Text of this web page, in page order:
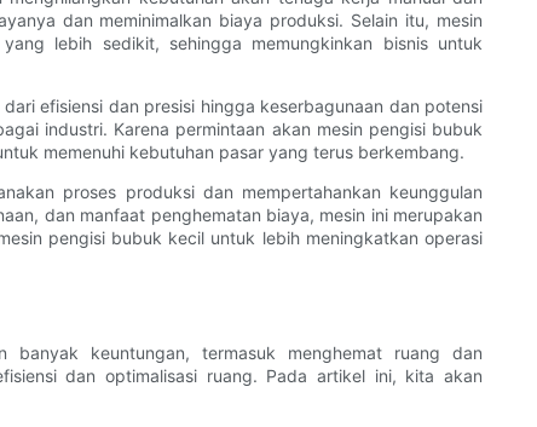
dan meminimalkan biaya produksi. Selain itu, mesin
lebih sedikit, sehingga memungkinkan bisnis untuk
efisiensi dan presisi hingga keserbagunaan dan potensi
industri. Karena permintaan akan mesin pengisi bubuk
memenuhi kebutuhan pasar yang terus berkembang.
proses produksi dan mempertahankan keunggulan
dan manfaat penghematan biaya, mesin ini merupakan
pengisi bubuk kecil untuk lebih meningkatkan operasi
keuntungan, termasuk menghemat ruang dan
dan optimalisasi ruang. Pada artikel ini, kita akan